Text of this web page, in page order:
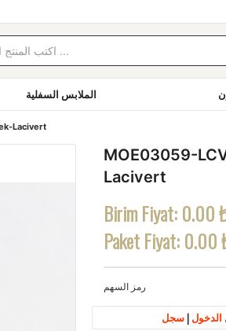
الملابس السفلية
Lacivert
MOE03059-
Lacivert
Birim Fiyat:0.00
Paket Fiyat:0.00
رمز السهم
| سجل